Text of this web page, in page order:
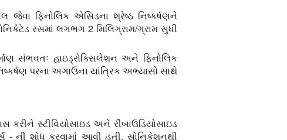
જેવા ફિનોલિક એસિડના શ્રેષ્ઠ નિષ્કર્ષણને
રસમાં લગભગ 2 મિલિગ્રામ/ગ્રામ સુધી
સંભવતઃ હાઇડ્રોક્સિલેશન અને ફિનોલિક
પરના અગાઉના યાંત્રિક અભ્યાસો સાથે
કરીને સ્ટીવિયોસાઇડ અને રીબાઉડિયોસાઇડ
- ની શોધ કરવામાં આવી હતી. સોનિકેશનથી